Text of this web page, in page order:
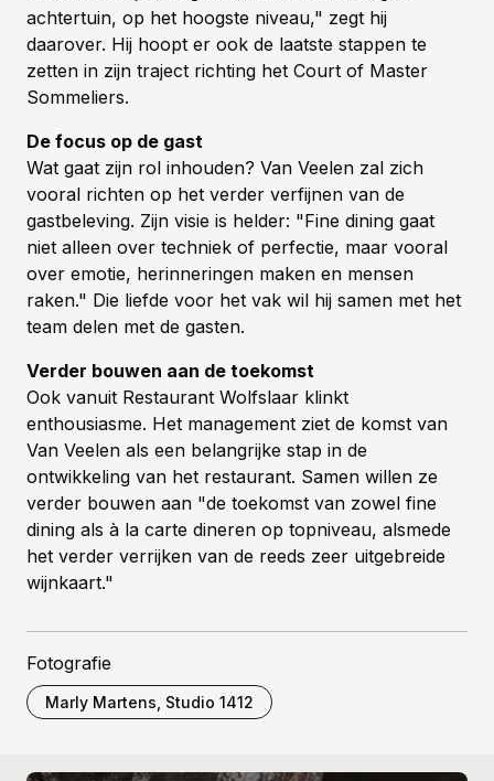
achtertuin, op het hoogste niveau," zegt hij
daarover. Hij hoopt er ook de laatste stappen te
zetten in zijn traject richting het Court of Master
Sommeliers.
De focus op de gast
Wat gaat zijn rol inhouden? Van Veelen zal zich
vooral richten op het verder verfijnen van de
gastbeleving. Zijn visie is helder: "Fine dining gaat
niet alleen over techniek of perfectie, maar vooral
over emotie, herinneringen maken en mensen
raken." Die liefde voor het vak wil hij samen met het
team delen met de gasten.
Verder bouwen aan de toekomst
Ook vanuit Restaurant Wolfslaar klinkt
enthousiasme. Het management ziet de komst van
Van Veelen als een belangrijke stap in de
ontwikkeling van het restaurant. Samen willen ze
verder bouwen aan "de toekomst van zowel fine
dining als à la carte dineren op topniveau, alsmede
het verder verrijken van de reeds zeer uitgebreide
wijnkaart."
Fotografie
Marly Martens, Studio 1412